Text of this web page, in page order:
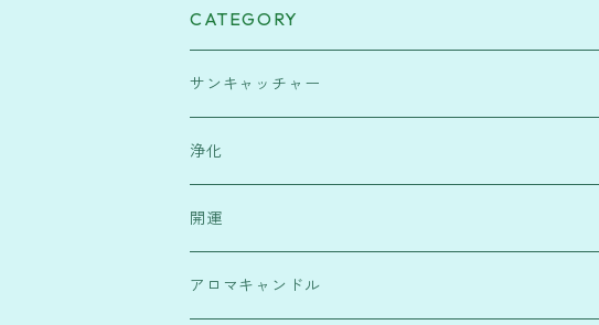
CATEGORY
サンキャッチャー
緑・健康運
水色・高次元宇宙と繋がり
赤・行動力
浄化
塩
浄化スプレー
開運
霊符
アロマキャンドル